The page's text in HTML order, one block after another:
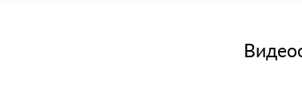
платежи с сайта по следующим банковским